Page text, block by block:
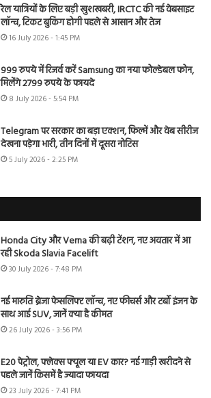
रेल यात्रियों के लिए बड़ी खुशखबरी, IRCTC की नई वेबसाइट
लॉन्च, टिकट बुकिंग होगी पहले से आसान और तेज
16 July 2026 - 1:45 PM
999 रुपये में रिजर्व करें Samsung का नया फोल्डेबल फोन,
मिलेंगे 2799 रुपये के फायदे
8 July 2026 - 5:54 PM
Telegram पर सरकार का बड़ा एक्शन, फिल्में और वेब सीरीज
देखना पड़ेगा भारी, तीन दिनों में दूसरा नोटिस
5 July 2026 - 2:25 PM
Honda City और Verna की बढ़ी टेंशन, नए अवतार में आ
रही Skoda Slavia Facelift
30 July 2026 - 7:48 PM
नई मारुति ब्रेजा फेसलिफ्ट लॉन्च, नए फीचर्स और टर्बो इंजन के
साथ आई SUV, जानें क्या है कीमत
26 July 2026 - 3:56 PM
E20 पेट्रोल, फ्लेक्स फ्यूल या EV कार? नई गाड़ी खरीदने से
पहले जानें किसमें है ज्यादा फायदा
23 July 2026 - 7:41 PM